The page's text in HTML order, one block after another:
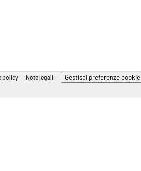
policy Note legali Gestisci preferenze cookie